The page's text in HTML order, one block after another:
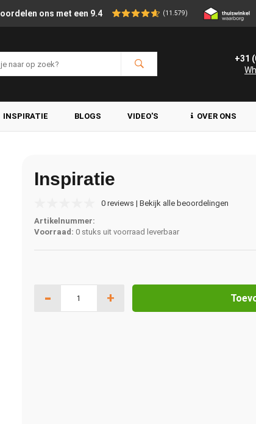
ons met een 9.4 (11.579)
+31
INSPIRATIE BLOGS VIDEO'S OVER ONS
Inspiratie
0 reviews | Bekijk alle beoordelingen
Artikelnummer:
Voorraad: 0 stuks uit voorraad leverbaar
- +